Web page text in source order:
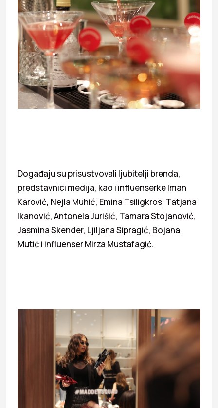
Događaju su prisustvovali ljubitelji brenda,
predstavnici medija, kao i influenserke Iman
Karović, Nejla Muhić, Emina Tsiligkros, Tatjana
Ikanović, Antonela Jurišić, Tamara Stojanović,
Jasmina Skender, Ljiljana Sipragić, Bojana
Mutić i influenser Mirza Mustafagić.